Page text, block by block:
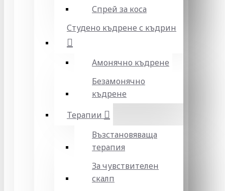
Спрей за коса
Студено къдрене с къдрин
Амонячно къдрене
Безамонячно
къдрене
Терапии
Възстановяваща
терапия
За чувствителен
скалп